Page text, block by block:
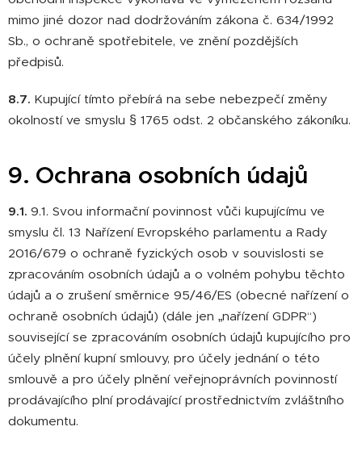
mimo jiné dozor nad dodržováním zákona č. 634/1992
Sb., o ochraně spotřebitele, ve znění pozdějších
předpisů.
8.7. Kupující tímto přebírá na sebe nebezpečí změny
okolností ve smyslu § 1765 odst. 2 občanského zákoníku.
9. Ochrana osobních údajů
9.1. 9.1. Svou informační povinnost vůči kupujícímu ve
smyslu čl. 13 Nařízení Evropského parlamentu a Rady
2016/679 o ochraně fyzických osob v souvislosti se
zpracováním osobních údajů a o volném pohybu těchto
údajů a o zrušení směrnice 95/46/ES (obecné nařízení o
ochraně osobních údajů) (dále jen „nařízení GDPR“)
související se zpracováním osobních údajů kupujícího pro
účely plnění kupní smlouvy, pro účely jednání o této
smlouvě a pro účely plnění veřejnoprávních povinností
prodávajícího plní prodávající prostřednictvím zvláštního
dokumentu.